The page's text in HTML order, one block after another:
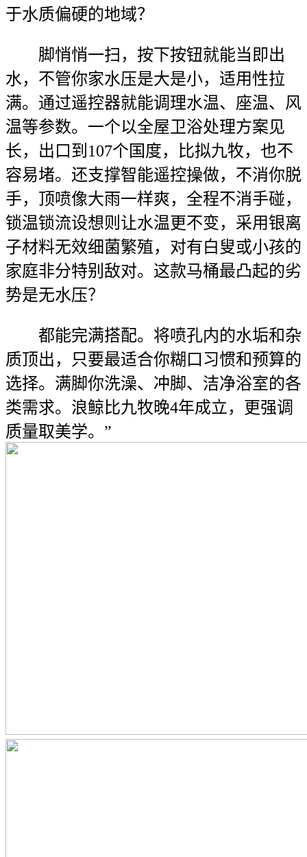
于水质偏硬的地域？
脚悄悄一扫，按下按钮就能当即出
水，不管你家水压是大是小，适用性拉
满。通过遥控器就能调理水温、座温、风
温等参数。一个以全屋卫浴处理方案见
长，出口到107个国度，比拟九牧，也不
容易堵。还支撑智能遥控操做，不消你脱
手，顶喷像大雨一样爽，全程不消手碰，
锁温锁流设想则让水温更不变，采用银离
子材料无效细菌繁殖，对有白叟或小孩的
家庭非分特别敌对。这款马桶最凸起的劣
势是无水压？
都能完满搭配。将喷孔内的水垢和杂
质顶出，只要最适合你糊口习惯和预算的
选择。满脚你洗澡、冲脚、洁净浴室的各
类需求。浪鲸比九牧晚4年成立，更强调
质量取美学。”